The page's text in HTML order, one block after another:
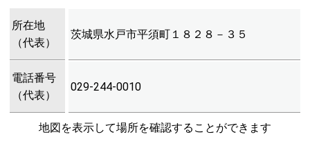
所在地
（代表）
茨城県水戸市平須町１８２８－３５
電話番号
（代表）
029-244-0010
地図を表示して場所を確認することができます